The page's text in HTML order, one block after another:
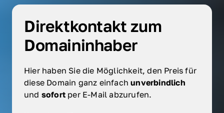
Direktkontakt zum
Domaininhaber
Hier haben Sie die Möglichkeit, den Preis für
diese Domain ganz einfach
und sofort per E-Mail abzurufen.